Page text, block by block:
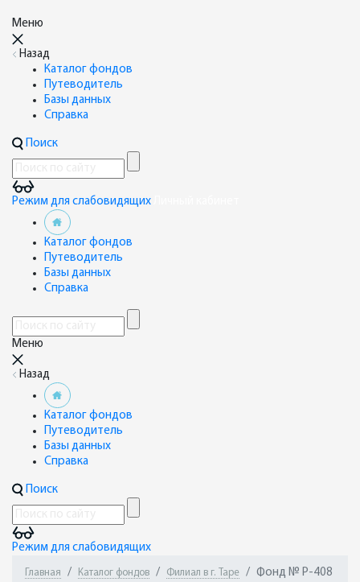
Меню
Назад
Каталог фондов
Путеводитель
Базы данных
Справка
Поиск
Режим для слабовидящих
Каталог фондов
Путеводитель
Базы данных
Справка
Меню
Назад
Каталог фондов
Путеводитель
Базы данных
Справка
Поиск
Режим для слабовидящих
Главная Каталог фондов Филиал в г. Таре Фонд № Р-408